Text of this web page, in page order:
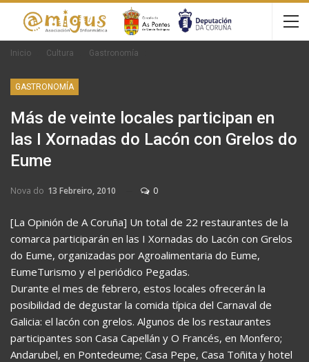
Inicio Cultura Gastronomía
GASTRONOMÍA
Más de veinte locales participan en
las I Xornadas do Lacón con Grelos do
Eume
Nova do 13 Febreiro, 2010 0
[La Opinión de A Coruña] Un total de 22 restaurantes de la
comarca participarán en las I Xornadas do Lacón con Grelos
do Eume, organizadas por Agroalimentaria do Eume,
EumeTurismo y el periódico Pegadas.
Durante el mes de febrero, estos locales ofrecerán la
posibilidad de degustar la comida típica del Carnaval de
Galicia: el lacón con grelos. Algunos de los restaurantes
participantes son Casa Capellán y O Francés, en Monfero;
Andarubel, en Pontedeume; Casa Pepe, Casa Toñita y hotel